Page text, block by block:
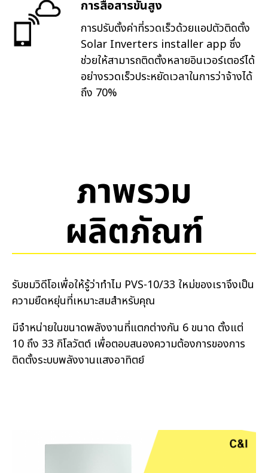
การสื่อสารขั้นสูง
การปรับตั้งค่าที่รวดเร็วด้วยแอปตัวติดตั้ง
Solar Inverters installer app ซึ่ง
ช่วยให้สามารถติดตั้งหลายอินเวอร์เตอร์ได้
อย่างรวดเร็วประหยัดเวลาในการว่าจ้างได้
ถึง 70%
ภาพรวม
ผลิตภัณฑ์
รับชมวิดีโอเพื่อให้รู้ว่าทำไม PVS-10/33 ใหม่ของเราจึงเป็น
ความยืดหยุ่นที่เหมาะสมสำหรับคุณ
มีจำหน่ายในขนาดพลังงานที่แตกต่างกัน 6 ขนาด ตั้งแต่
10 ถึง 33 กิโลวัตต์ เพื่อตอบสนองความต้องการของการ
ติดตั้งระบบพลังงานแสงอาทิตย์